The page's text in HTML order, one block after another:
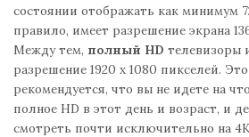
состоянии отображать как минимум
правило, имеет разрешение экрана
Между тем, полный HD телевизоры
разрешение 1920 x 1080 пикселей.
рекомендуется, что вы не идете на
полное HD в этот день и возраст, и
смотреть почти исключительно на